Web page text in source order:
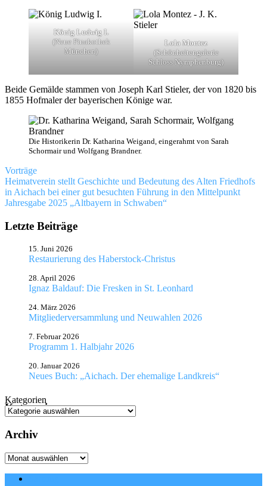
König Ludwig I.
(Neue Pinakothek
München)
Lola Montez
(Schönheitengalerie
Schloss Nymphenburg)
Beide Gemälde stammen von Joseph Karl Stieler, der von 1820 bis
1855 Hofmaler der bayerischen Könige war.
Die Historikerin Dr. Katharina Weigand, eingerahmt von Sarah
Schormair und Wolfgang Brandner.
Vorträge
ludwig
I.
lola
schormairstielerweigand
Wolfgang
Brandner
Beitragsnavigation
Vorheriger
Beitrag:
Heimatverein stellt Geschichte und Bedeutung des Alten Friedhofs
in Aichach bei einer gut besuchten Führung in den Mittelpunkt
Nächster
Jahresgabe 2025 „Altbayern in Schwaben“
Letzte Beiträge
Restaurierung des Haberstock-Christus
15. Juni 2026
Ignaz Baldauf: Die Fresken in St. Leonhard
28. April 2026
Mitgliederversammlung und Neuwahlen 2026
24. März 2026
Programm 1. Halbjahr 2026
7. Februar 2026
Neues Buch: „Aichach. Der ehemalige Landkreis“
20. Januar 2026
Kategorien
Kategorien
Archiv
Archiv